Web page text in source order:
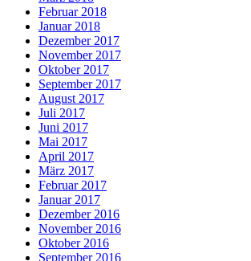
Februar 2018
Januar 2018
Dezember 2017
November 2017
Oktober 2017
September 2017
August 2017
Juli 2017
Juni 2017
Mai 2017
April 2017
März 2017
Februar 2017
Januar 2017
Dezember 2016
November 2016
Oktober 2016
September 2016